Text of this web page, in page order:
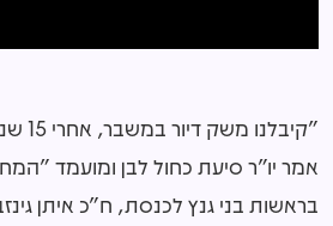
אמר יו"ר סיעת כחול לבן ומועמד
בראשות בני גנץ לכנסת, ח"כ איתן